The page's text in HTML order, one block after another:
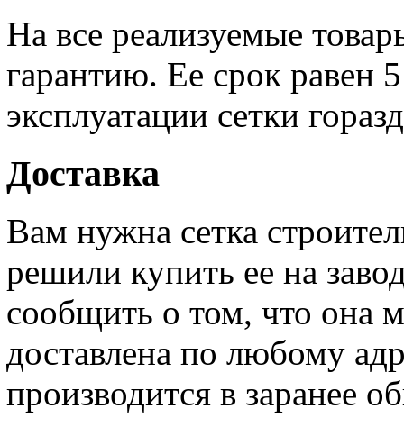
На все реализуемые
гарантию. Ее срок равен
эксплуатации сетки
Доставка
Вам нужна сетка
решили купить ее на
сообщить о том, что она
доставлена по любому
производится в заранее